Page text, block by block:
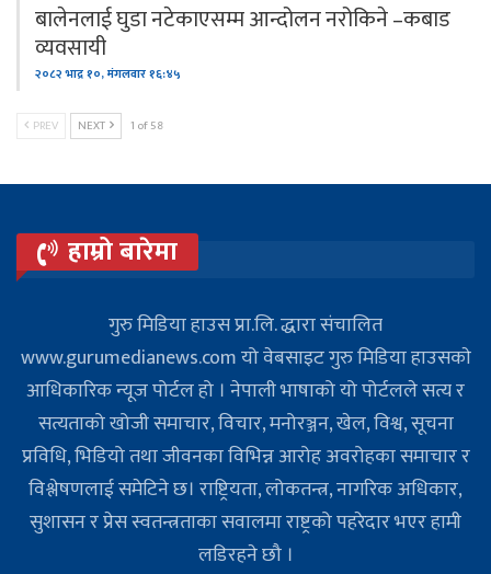
बालेनलाई घुडा नटेकाएसम्म आन्दोलन नरोकिने –कबाड
व्यवसायी
२०८२ भाद्र १०, मंगलवार १६:४५
PREV NEXT 1 of 58
हाम्रो बारेमा
गुरु मिडिया हाउस प्रा.लि. द्धारा संचालित
www.gurumedianews.com यो वेबसाइट गुरु मिडिया हाउसकाे
आधिकारिक न्यूज पोर्टल हो । नेपाली भाषाको यो पोर्टलले सत्य र
सत्यताको खोजी समाचार, विचार, मनोरञ्जन, खेल, विश्व, सूचना
प्रविधि, भिडियो तथा जीवनका विभिन्न आरोह अवरोहका समाचार र
विश्लेषणलाई समेटिने छ। राष्ट्रियता, लोकतन्त्र, नागरिक अधिकार,
सुशासन र प्रेस स्वतन्त्रताका सवालमा राष्ट्रको पहरेदार भएर हामी
लडिरहने छौ ।